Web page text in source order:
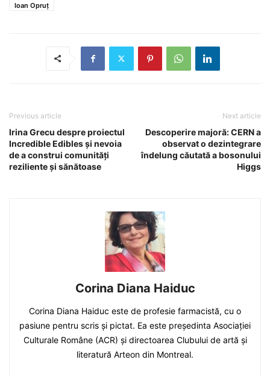
Ioan Opruț
Previous article
Irina Grecu despre proiectul
Incredible Edibles și nevoia
de a construi comunități
reziliente și sănătoase
Next article
Descoperire majoră: CERN a
observat o dezintegrare
îndelung căutată a bosonului
Higgs
Corina Diana Haiduc
Corina Diana Haiduc este de profesie farmacistă, cu o
pasiune pentru scris și pictat. Ea este președinta Asociației
Culturale Române (ACR) și directoarea Clubului de artă și
literatură Arteon din Montreal.